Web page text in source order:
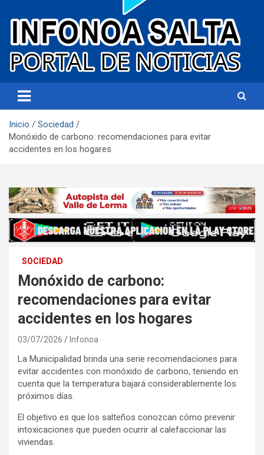
Infonoa Salta
Inicio
Sociedad
Monóxido de carbono: recomendaciones para evitar
accidentes en los hogares
SOCIEDAD
Monóxido de carbono:
recomendaciones para evitar
accidentes en los hogares
03/07/2026 Infonoa
La Municipalidad brinda una serie recomendaciones para
evitar accidentes con monóxido de carbono, teniendo en
cuenta que la temperatura bajará considerablemente los
próximos días.
El objetivo es que los salteños conozcan cómo prevenir
intoxicaciones que pueden ocurrir al calefaccionar las
viviendas.